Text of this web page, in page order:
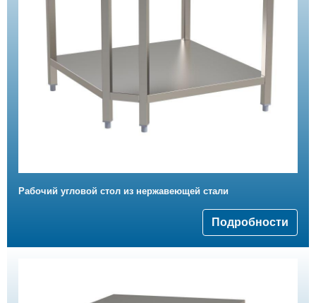
Рабочий угловой стол из нержавеющей стали
Подробности